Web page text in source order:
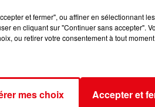
et fermer", ou affiner en sélectionnant
en cliquant sur "Continuer sans accepter".
ou retirer votre consentement à tout
mes choix Accepter et